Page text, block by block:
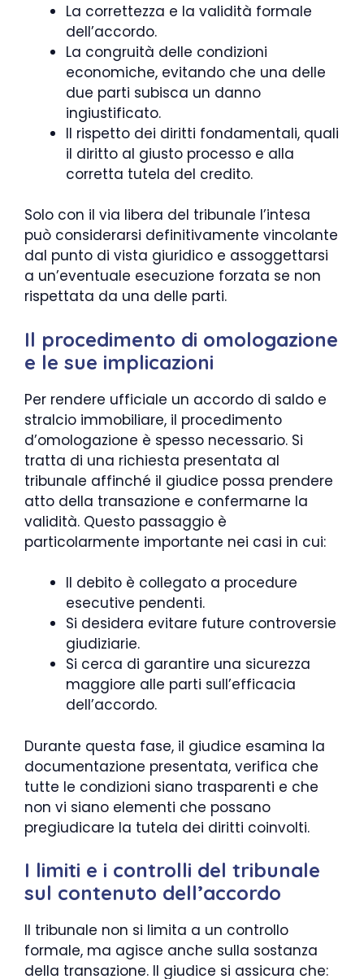
La correttezza e la validità formale
dell’accordo.
La congruità delle condizioni
economiche, evitando che una delle
due parti subisca un danno
ingiustificato.
Il rispetto dei diritti fondamentali, quali
il diritto al giusto processo e alla
corretta tutela del credito.
Solo con il via libera del tribunale l’intesa
può considerarsi definitivamente vincolante
dal punto di vista giuridico e assoggettarsi
a un’eventuale esecuzione forzata se non
rispettata da una delle parti.
Il procedimento di omologazione
e le sue implicazioni
Per rendere ufficiale un accordo di saldo e
stralcio immobiliare, il procedimento
d’omologazione è spesso necessario. Si
tratta di una richiesta presentata al
tribunale affinché il giudice possa prendere
atto della transazione e confermarne la
validità. Questo passaggio è
particolarmente importante nei casi in cui:
Il debito è collegato a procedure
esecutive pendenti.
Si desidera evitare future controversie
giudiziarie.
Si cerca di garantire una sicurezza
maggiore alle parti sull’efficacia
dell’accordo.
Durante questa fase, il giudice esamina la
documentazione presentata, verifica che
tutte le condizioni siano trasparenti e che
non vi siano elementi che possano
pregiudicare la tutela dei diritti coinvolti.
I limiti e i controlli del tribunale
sul contenuto dell’accordo
Il tribunale non si limita a un controllo
formale, ma agisce anche sulla sostanza
della transazione. Il giudice si assicura che: